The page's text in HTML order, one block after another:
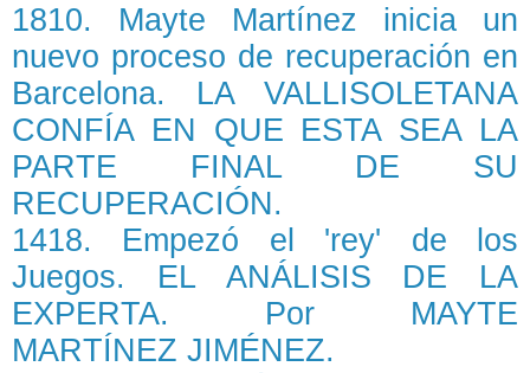
1810. Mayte Martínez inicia un
nuevo proceso de recuperación en
Barcelona. LA VALLISOLETANA
CONFÍA EN QUE ESTA SEA LA
PARTE FINAL DE SU
RECUPERACIÓN.
1418. Empezó el 'rey' de los
Juegos. EL ANÁLISIS DE LA
EXPERTA. Por MAYTE
MARTÍNEZ JIMÉNEZ.